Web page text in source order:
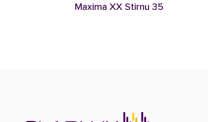
Maxima XX Stirnu 35